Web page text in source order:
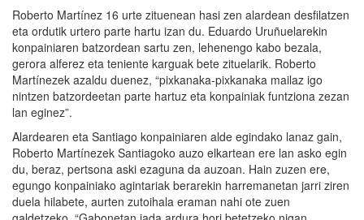
Roberto Martínez 16 urte zituenean hasi zen alardean desfilatzen
eta ordutik urtero parte hartu izan du. Eduardo Uruñuelarekin
konpainiaren batzordean sartu zen, lehenengo kabo bezala,
gerora alferez eta teniente karguak bete zituelarik. Roberto
Martínezek azaldu duenez, “pixkanaka-pixkanaka mailaz igo
nintzen batzordeetan parte hartuz eta konpainiak funtziona zezan
lan eginez”.
Alardearen eta Santiago konpainiaren alde egindako lanaz gain,
Roberto Martínezek Santiagoko auzo elkartean ere lan asko egin
du, beraz, pertsona aski ezaguna da auzoan. Hain zuzen ere,
egungo konpainiako agintariak berarekin harremanetan jarri ziren
duela hilabete, aurten zutoihala eraman nahi ote zuen